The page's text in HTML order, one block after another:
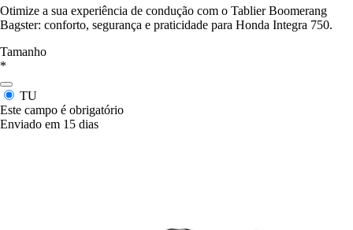
Otimize a sua experiência de condução com o Tablier Boomerang
Bagster: conforto, segurança e praticidade para Honda Integra 750.
Tamanho
*
TU
Este campo é obrigatório
Enviado em 15 dias